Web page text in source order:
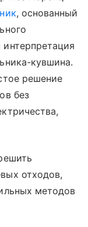
, основанный
кувшина.
решение
без
отходов,
методов